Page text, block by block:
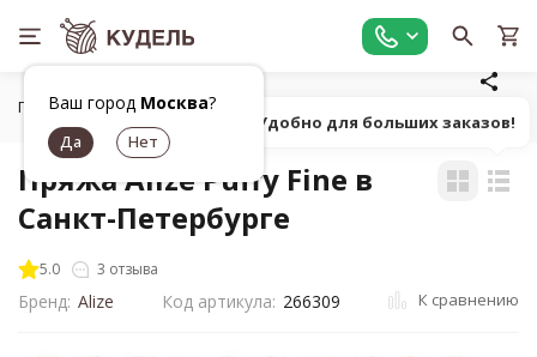
Ваш город Москва?
Главная Все для вязания
Пряжа Alize Puffy Fine в
Санкт-Петербурге
5.0 3 отзыва
Бренд: Alize Код артикула: 266309 К сравнению
Попробуй! Удобно для больших заказов!